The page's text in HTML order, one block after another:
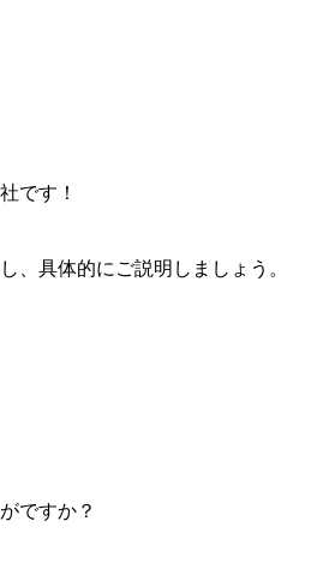
です！
、具体的にご説明しましょう。
ですか？